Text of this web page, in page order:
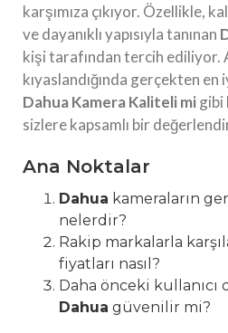
karşımıza çıkıyor. Özellikle,
ve dayanıklı yapısıyla tanınan
kişi tarafından tercih ediliyor.
kıyaslandığında gerçekten en
Dahua Kamera Kaliteli migibi
sizlere kapsamlı bir
Ana Noktalar
Dahua kameraların
nelerdir?
Rakip markalarla
fiyatları nasıl?
Daha önceki
Dahua güvenilir mi?